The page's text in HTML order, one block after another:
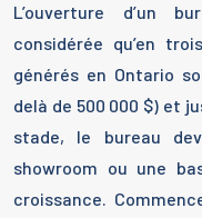
L’ouverture d’un
considérée qu’en
générés en Ontario
delà de 500 000 $) et
stade, le bureau
showroom ou une
croissance.